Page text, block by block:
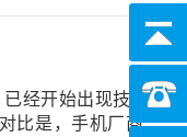
经开始出现技术
比是，手机厂商